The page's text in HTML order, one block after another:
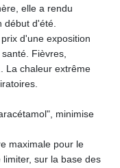
elle a rendu
début d'été.
d'une exposition
Fièvres,
La chaleur extrême
minimise
maximale pour le
sur la base des